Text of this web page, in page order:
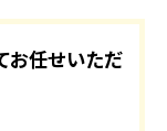
お任せいただ